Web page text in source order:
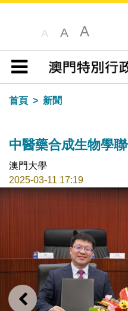
A A A
目錄
首頁
新聞
中醫藥合成生物學
澳門大學
2025-03-11 17:19
上一則